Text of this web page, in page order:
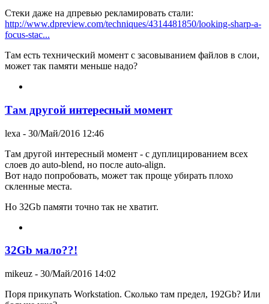
Стеки даже на дпревью рекламировать стали:
http://www.dpreview.com/techniques/4314481850/looking-sharp-a-
focus-stac...
Там есть технический момент с засовыванием файлов в слои,
может так памяти меньше надо?
Там другой интересный момент
lexa - 30/Май/2016 12:46
Там другой интересный момент - с дуплицированием всех
слоев до auto-blend, но после auto-align.
Вот надо попробовать, может так проще убирать плохо
скленные места.
Но 32Gb памяти точно так не хватит.
32Gb мало??!
mikeuz - 30/Май/2016 14:02
Поря прикупать Workstation. Сколько там предел, 192Gb? Или